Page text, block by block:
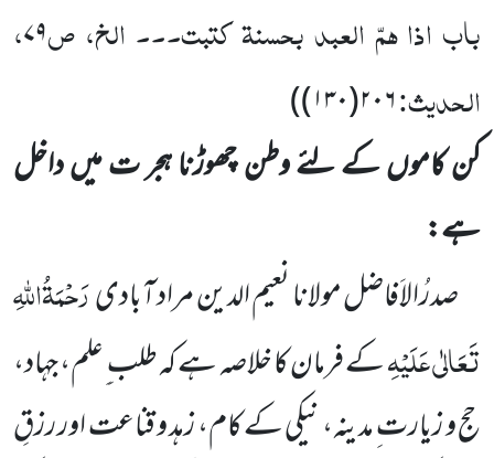
باب اذا ہمّ العبد بحسنۃ کتبت۔۔۔ الخ، ص۷۹،
الحدیث:۲۰۶(۱۳۰))
کن کاموں کے لئے وطن چھوڑنا ہجر ت میں داخل
ہے:
صدرُالاَفاضل مولانا نعیم الدین مراد آبادیرَحْمَۃُاللہِ
تَعَالٰی عَلَیْہِکے فرمان کا خلاصہ ہے کہ طلب ِ ِعلم، جہاد،
حج و زیارت ِ مدینہ، نیکی کے کام، زہد و قناعت اور رزقِ